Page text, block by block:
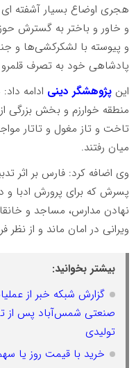
هجری اوضاع بسیار آشفته
و خاور و باختر به گسترش
و پیوسته با لشکرکشی‌ها و
پادشاهی خود به تصرف
این پژوهشگر دینی ادامه
منطقه خوارزم و بخش بزرگی از
تاخت و تاز مغول و تاتار
میان رفتند.
وی اضافه کرد: فارس بر اثر
پسرش که برای پرورش ادبا و
نهادن مدارس، مساجد و
ویرانی در امان ماند و از
بیشتر بخوانید:
گزارش شبکه خبر از
صنعتی شمس‌آباد پس از
تولیدی
خرید با قیمت روز یا